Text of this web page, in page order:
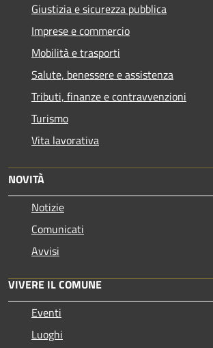
Giustizia e sicurezza pubblica
Imprese e commercio
Mobilità e trasporti
Salute, benessere e assistenza
Tributi, finanze e contravvenzioni
Turismo
Vita lavorativa
NOVITÀ
Notizie
Comunicati
Avvisi
VIVERE IL COMUNE
Eventi
Luoghi